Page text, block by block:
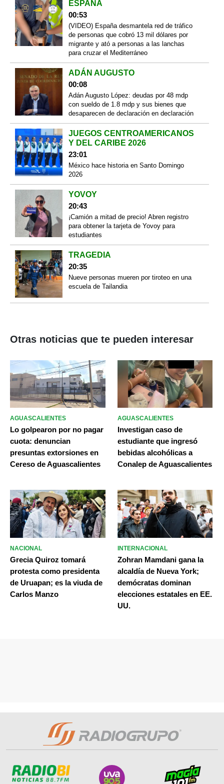
ESPAÑA
00:53
(VIDEO) España desmantela red de tráfico
de personas que cobró 13 mil dólares por
migrante y ató a personas a las lanchas
para cruzar el Mediterráneo
ADÁN AUGUSTO
00:08
Adán Augusto López: deudas por 48 mdp
con sueldo de 1.8 mdp y sus bienes que
desaparecen de declaración en declaración
JUEGOS CENTROAMERICANOS
Y DEL CARIBE 2026
23:01
México hace historia en Santo Domingo
2026
YOVOY
20:43
¡Camión a mitad de precio! Abren registro
para obtener la tarjeta de Yovoy para
estudiantes
TRAGEDIA
20:35
Nueve personas mueren por tiroteo en una
escuela de Tailandia
Otras noticias que te pueden interesar
AGUASCALIENTES
Lo golpearon por no pagar
cuota: denuncian
presuntas extorsiones en
Cereso de Aguascalientes
AGUASCALIENTES
Investigan caso de
estudiante que ingresó
bebidas alcohólicas a
Conalep de Aguascalientes
NACIONAL
Grecia Quiroz tomará
protesta como presidenta
de Uruapan; es la viuda de
Carlos Manzo
INTERNACIONAL
Zohran Mamdani gana la
alcaldía de Nueva York;
demócratas dominan
elecciones estatales en EE.
UU.